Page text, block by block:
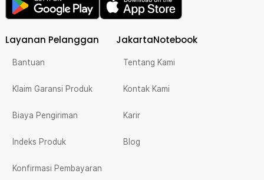
Layanan Pelanggan
Bantuan
Klaim Garansi Produk
Biaya Pengiriman
Indeks Produk
Konfirmasi Pembayaran
JakartaNotebook
Tentang Kami
Kontak Kami
Karir
Blog